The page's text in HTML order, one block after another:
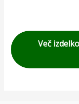
Več